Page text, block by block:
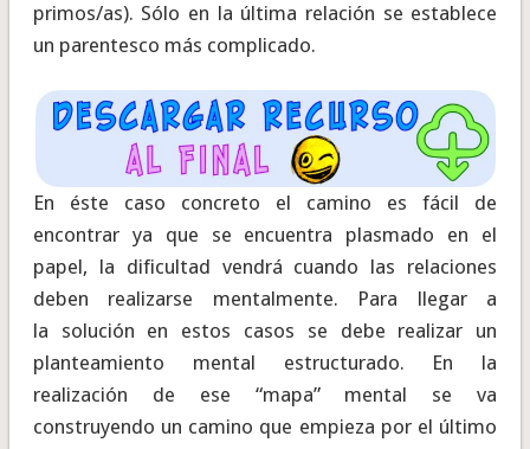
primos/as). Sólo en la última relación se establece
un parentesco más complicado.
En éste caso concreto el camino es fácil de
encontrar ya que se encuentra plasmado en el
papel, la dificultad vendrá cuando las relaciones
deben realizarse mentalmente. Para llegar a
la solución en estos casos se debe realizar un
planteamiento mental estructurado. En la
realización de ese “mapa” mental se va
construyendo un camino que empieza por el último